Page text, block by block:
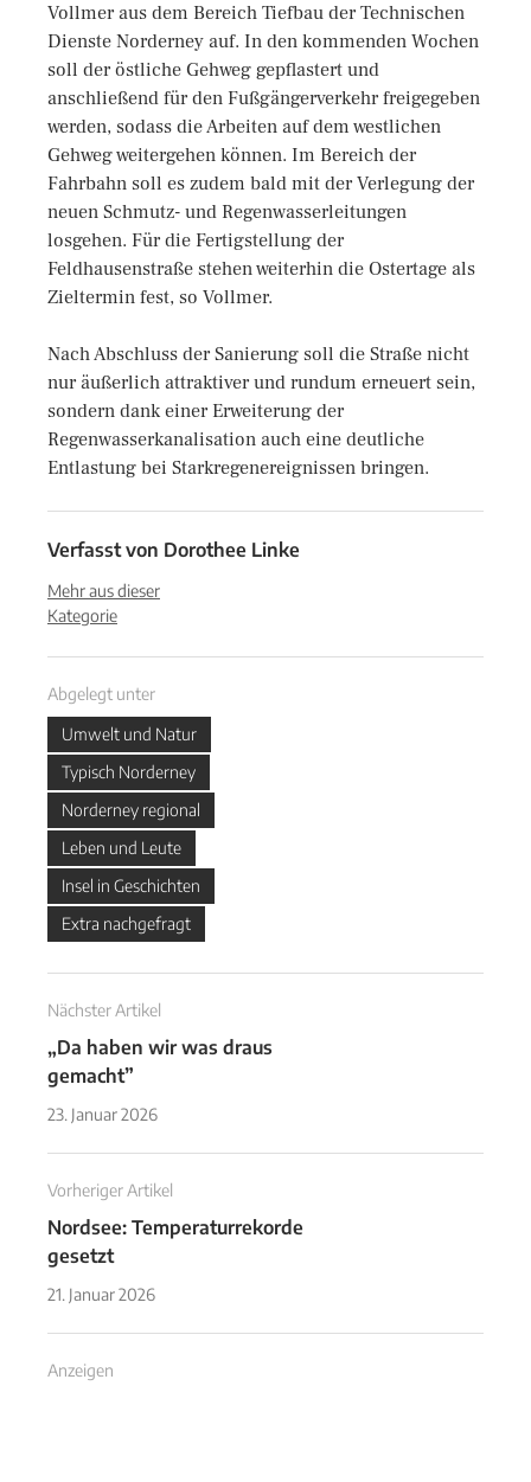
Vollmer aus dem Bereich Tiefbau der Technischen
Dienste Norderney auf. In den kommenden Wochen
soll der östliche Gehweg gepflastert und
anschließend für den Fußgängerverkehr freigegeben
werden, sodass die Arbeiten auf dem westlichen
Gehweg weitergehen können. Im Bereich der
Fahrbahn soll es zudem bald mit der Verlegung der
neuen Schmutz- und Regenwasserleitungen
losgehen. Für die Fertigstellung der
Feldhausenstraße stehen weiterhin die Ostertage als
Zieltermin fest, so Vollmer.
Nach Abschluss der Sanierung soll die Straße nicht
nur äußerlich attraktiver und rundum erneuert sein,
sondern dank einer Erweiterung der
Regenwasserkanalisation auch eine deutliche
Entlastung bei Starkregenereignissen bringen.
Verfasst von Dorothee Linke
Mehr aus dieser
Kategorie
Abgelegt unter
Umwelt und Natur
Typisch Norderney
Norderney regional
Leben und Leute
Insel in Geschichten
Extra nachgefragt
Nächster Artikel
„Da haben wir was draus
gemacht”
23. Januar 2026
Vorheriger Artikel
Nordsee: Temperaturrekorde
gesetzt
21. Januar 2026
Anzeigen